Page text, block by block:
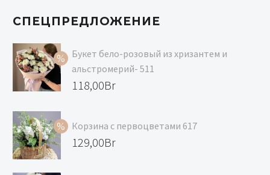
СПЕЦПРЕДЛОЖЕНИЕ
Букет бело-розовый из хризантем и
альстромерий- 511
Первоначальная
составляла
129,00Br.
118,00Br
цена:
118,00Br.
Корзина с первоцветами 617
Первоначальная
129,00Br